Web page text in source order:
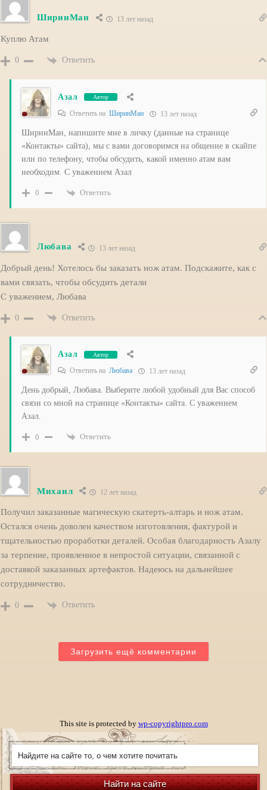
Найти на сайте
ШиринМан 13 лет назад
Куплю Атам
0 Ответить
Азал Автор
Ответить на ШиринМан 13 лет назад
ШиринМан, напишите мне в личку (данные на странице
«Контакты» сайта), мы с вами договоримся на общение в скайпе
или по телефону, чтобы обсудить, какой именно атам вам
необходим. С уважением Азал
0 Ответить
Любава 13 лет назад
Добрый день! Хотелось бы заказать нож атам. Подскажите, как с
вами связать, чтобы обсудить детали
С уважением, Любава
0 Ответить
Азал Автор
Ответить на Любава 13 лет назад
День добрый, Любава. Выберите любой удобный для Вас способ
связи со мной на странице «Контакты» сайта. С уважением
Азал.
0 Ответить
Михаил 12 лет назад
Получил заказанные магическую скатерть-алтарь и нож атам.
Остался очень доволен качеством изготовления, фактурой и
тщательностью проработки деталей. Особая благодарность Азалу
за терпение, проявленное в непростой ситуации, связанной с
доставкой заказанных артефактов. Надеюсь на дальнейшее
сотрудничество.
0 Ответить
Загрузить ещё комментарии
This site is protected by wp-copyrightpro.com